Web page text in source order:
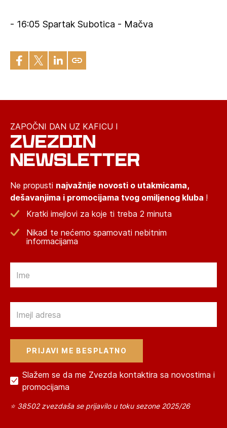
- 16:05 Spartak Subotica - Mačva
ZAPOČNI DAN UZ KAFICU I
ZVEZDIN
NEWSLETTER
Ne propusti najvažnije novosti o utakmicama,
dešavanjima i promocijama tvog omiljenog kluba !
Kratki imejlovi za koje ti treba 2 minuta
Nikad te nećemo spamovati nebitnim
informacijama
Slažem se da me Zvezda kontaktira sa novostima i
promocijama
⭐ 38502 zvezdaša se prijavilo u toku sezone 2025/26